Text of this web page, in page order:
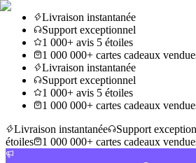
Livraison instantanée
Support exceptionnel
1 000+ avis 5 étoiles
1 000 000+ cartes cadeaux
Livraison instantanée
Support exceptionnel
1 000+ avis 5 étoiles
1 000 000+ cartes cadeaux
Livraison instantanée
Support
étoiles
1 000 000+ cartes cadeaux